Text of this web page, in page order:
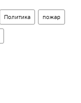
Политика пожар